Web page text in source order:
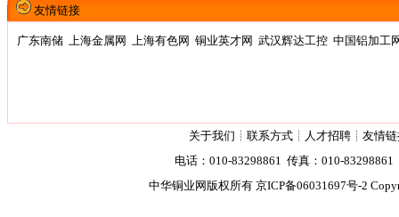
友情链接
广东南储 上海金属网 上海有色网 铜业英才网 武汉辉达工控 中国铝加工
关于我们 ┊ 联系方式 ┊ 人才招聘 ┊ 友情
电话：010-83298861 传真：010-
中华铜业网版权所有 京ICP备06031697号-2